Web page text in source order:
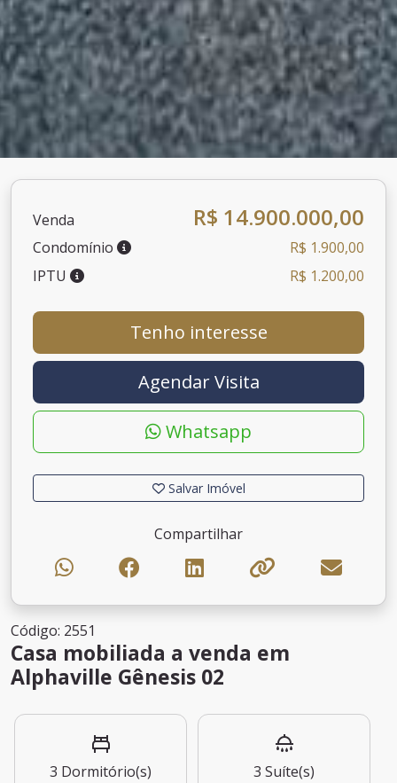
Código: 2551
Casa mobiliada a venda em
Alphaville Gênesis 02
3 Dormitório(s) 3 Suíte(s)
Venda R$ 14.900.000,00
Condomínio
R$ 1.900,00
IPTU
R$ 1.200,00
Tenho interesse
Agendar Visita
Whatsapp
Salvar Imóvel
Compartilhar